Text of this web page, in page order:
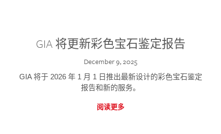
GIA 将更新彩色宝石鉴定报告
December 9, 2025
GIA 将于 2026 年 1 月 1 日推出最新设计的彩色宝石鉴定
报告和新的服务。
阅读更多